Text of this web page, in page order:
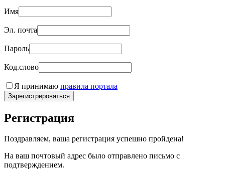
Имя
Эл. почта
Пароль
Код.слово
Я принимаю правила портала
Зарегистрироваться
Регистрация
Поздравляем, ваша регистрация успешно пройдена!
На ваш почтовый адрес было отправлено письмо с
подтверждением.